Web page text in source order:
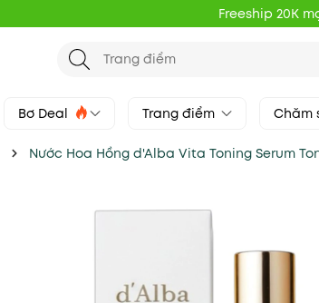
Freeship 20K
Bơ Deal Trang điểm Chăm
Nước Hoa Hồng d'Alba Vita Toning Serum